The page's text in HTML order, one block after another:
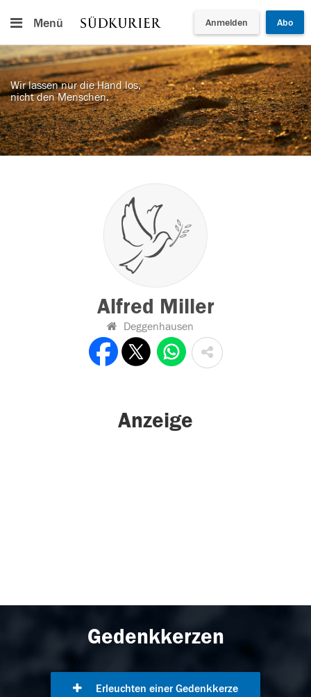
Menü Anmelden Abo
Wir lassen nur die Hand los,
nicht den Menschen.
Alfred Miller
Deggenhausen
Anzeige
Gedenkkerzen
Erleuchten einer Gedenkkerze